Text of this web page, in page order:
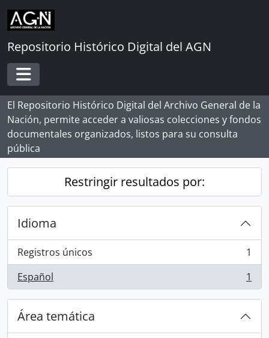
Skip to main content
Repositorio Histórico Digital del AGN
Toggle navigation
El Repositorio Histórico Digital del Archivo General de la
Nación, permite acceder a valiosas colecciones y fondos
documentales organizados, listos para su consulta
pública
Restringir resultados por:
Idioma
Registros únicos
, 1 resultados
1
Español
, 1 resultados 1
Área temática